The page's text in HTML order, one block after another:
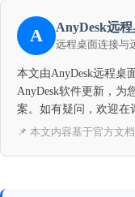
A AnyDesk远
远程桌面连接与
本文由AnyDesk远程桌
AnyDesk软件更新，为
案。如有疑问，欢迎在
📌 本文内容基于官方文